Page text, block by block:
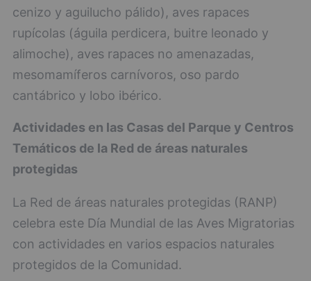
cenizo y aguilucho pálido), aves rapaces
rupícolas (águila perdicera, buitre leonado y
alimoche), aves rapaces no amenazadas,
mesomamíferos carnívoros, oso pardo
cantábrico y lobo ibérico.
Actividades en las Casas del Parque y Centros
Temáticos de la Red de áreas naturales
protegidas
La Red de áreas naturales protegidas (RANP)
celebra este Día Mundial de las Aves Migratorias
con actividades en varios espacios naturales
protegidos de la Comunidad.